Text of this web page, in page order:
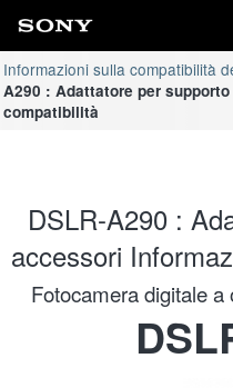
Informazioni sulla compatibilità
A290 : Adattatore per
compatibilità
DSLR-A290 :
accessori
Fotocamera digitale